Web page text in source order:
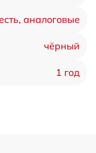
аналоговые
чёрный
1 год